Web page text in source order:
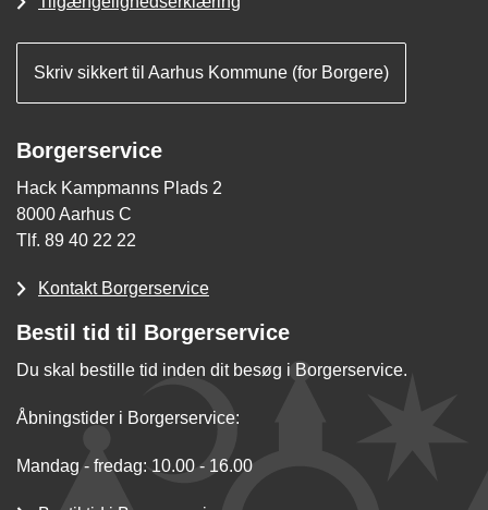
Skriv sikkert til Aarhus Kommune (for Borgere)
Borgerservice
Hack Kampmanns Plads 2
8000 Aarhus C
Tlf. 89 40 22 22
Kontakt Borgerservice
Bestil tid til Borgerservice
Du skal bestille tid inden dit besøg i Borgerservice.
Åbningstider i Borgerservice:
Mandag - fredag: 10.00 - 16.00